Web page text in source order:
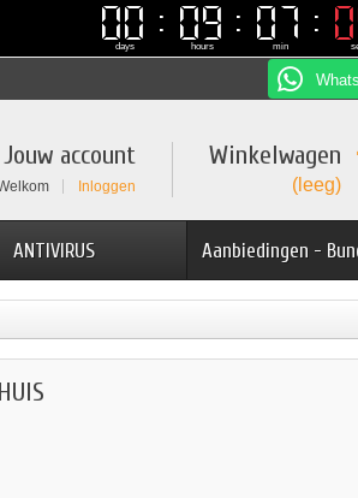
00
00
days
09
09
hours
07
07
min
Winkelwagen
(leeg)
Jouw account
Inloggen
Aanbiedingen -
ANTIVIRUS